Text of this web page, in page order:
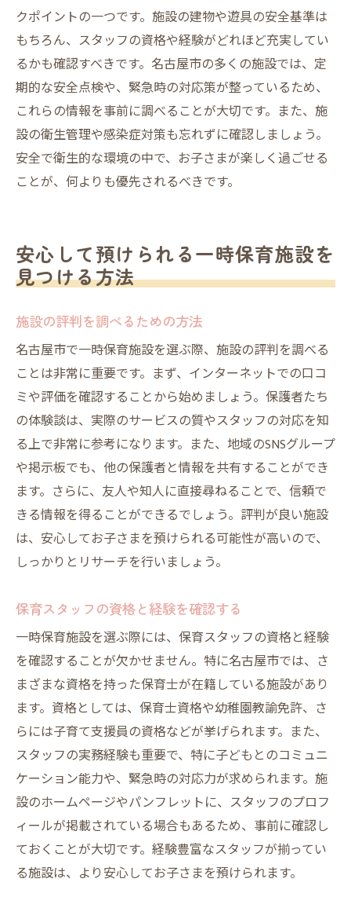
クポイントの一つです。施設の建物や遊具の安全基準は
もちろん、スタッフの資格や経験がどれほど充実してい
るかも確認すべきです。名古屋市の多くの施設では、定
期的な安全点検や、緊急時の対応策が整っているため、
これらの情報を事前に調べることが大切です。また、施
設の衛生管理や感染症対策も忘れずに確認しましょう。
安全で衛生的な環境の中で、お子さまが楽しく過ごせる
ことが、何よりも優先されるべきです。
安心して預けられる一時保育施設を
見つける方法
施設の評判を調べるための方法
名古屋市で一時保育施設を選ぶ際、施設の評判を調べる
ことは非常に重要です。まず、インターネットでの口コ
ミや評価を確認することから始めましょう。保護者たち
の体験談は、実際のサービスの質やスタッフの対応を知
る上で非常に参考になります。また、地域のSNSグループ
や掲示板でも、他の保護者と情報を共有することができ
ます。さらに、友人や知人に直接尋ねることで、信頼で
きる情報を得ることができるでしょう。評判が良い施設
は、安心してお子さまを預けられる可能性が高いので、
しっかりとリサーチを行いましょう。
保育スタッフの資格と経験を確認する
一時保育施設を選ぶ際には、保育スタッフの資格と経験
を確認することが欠かせません。特に名古屋市では、さ
まざまな資格を持った保育士が在籍している施設があり
ます。資格としては、保育士資格や幼稚園教諭免許、さ
らには子育て支援員の資格などが挙げられます。また、
スタッフの実務経験も重要で、特に子どもとのコミュニ
ケーション能力や、緊急時の対応力が求められます。施
設のホームページやパンフレットに、スタッフのプロフ
ィールが掲載されている場合もあるため、事前に確認し
ておくことが大切です。経験豊富なスタッフが揃ってい
る施設は、より安心してお子さまを預けられます。